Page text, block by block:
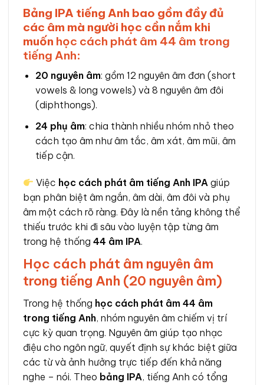
Bảng IPA tiếng Anh bao gồm đầy đủ
các âm mà người học cần nắm khi
muốn học cách phát âm 44 âm trong
tiếng Anh:
20 nguyên âm: gồm 12 nguyên âm đơn (short
vowels & long vowels) và 8 nguyên âm đôi
(diphthongs).
24 phụ âm: chia thành nhiều nhóm nhỏ theo
cách tạo âm như âm tắc, âm xát, âm mũi, âm
tiếp cận.
Việc học cách phát âm tiếng Anh IPA giúp
bạn phân biệt âm ngắn, âm dài, âm đôi và phụ
âm một cách rõ ràng. Đây là nền tảng không thể
thiếu trước khi đi sâu vào luyện tập từng âm
trong hệ thống 44 âm IPA.
Học cách phát âm nguyên âm
trong tiếng Anh (20 nguyên âm)
Trong hệ thống học cách phát âm 44 âm
trong tiếng Anh, nhóm nguyên âm chiếm vị trí
cực kỳ quan trọng. Nguyên âm giúp tạo nhạc
điệu cho ngôn ngữ, quyết định sự khác biệt giữa
các từ và ảnh hưởng trực tiếp đến khả năng
nghe – nói. Theo bảng IPA, tiếng Anh có tổng